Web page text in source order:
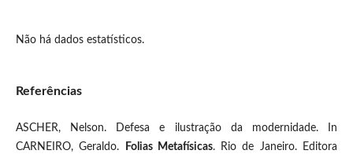
Não há dados estatísticos.
Referências
ASCHER, Nelson. Defesa e ilustração da modernidade. In
CARNEIRO, Geraldo.
Folias Metafísicas. Rio de Janeiro. Editora